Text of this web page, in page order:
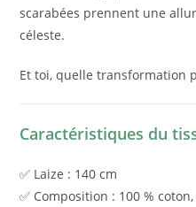
scarabées prennent une
céleste.
Et toi, quelle transformation
Caractéristiques du
✅ Laize : 140 cm
✅ Composition : 100 %